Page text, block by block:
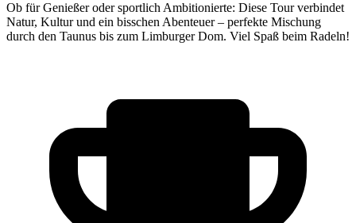
Ob für Genießer oder sportlich Ambitionierte: Diese Tour verbindet
Natur, Kultur und ein bisschen Abenteuer – perfekte Mischung
durch den Taunus bis zum Limburger Dom. Viel Spaß beim Radeln!